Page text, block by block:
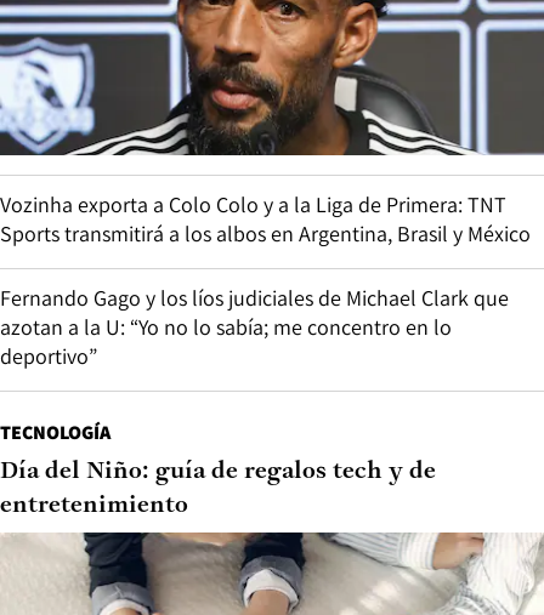
Vozinha exporta a Colo Colo y a la Liga de Primera: TNT
Sports transmitirá a los albos en Argentina, Brasil y México
Fernando Gago y los líos judiciales de Michael Clark que
azotan a la U: “Yo no lo sabía; me concentro en lo
deportivo”
TECNOLOGÍA
Día del Niño: guía de regalos tech y de
entretenimiento